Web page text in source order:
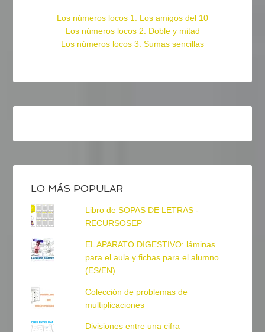
Los números locos 1: Los amigos del 10
Los números locos 2: Doble y mitad
Los números locos 3: Sumas sencillas
LO MÁS POPULAR
Libro de SOPAS DE LETRAS -
RECURSOSEP
EL APARATO DIGESTIVO: láminas
para el aula y fichas para el alumno
(ES/EN)
Colección de problemas de
multiplicaciones
Divisiones entre una cifra